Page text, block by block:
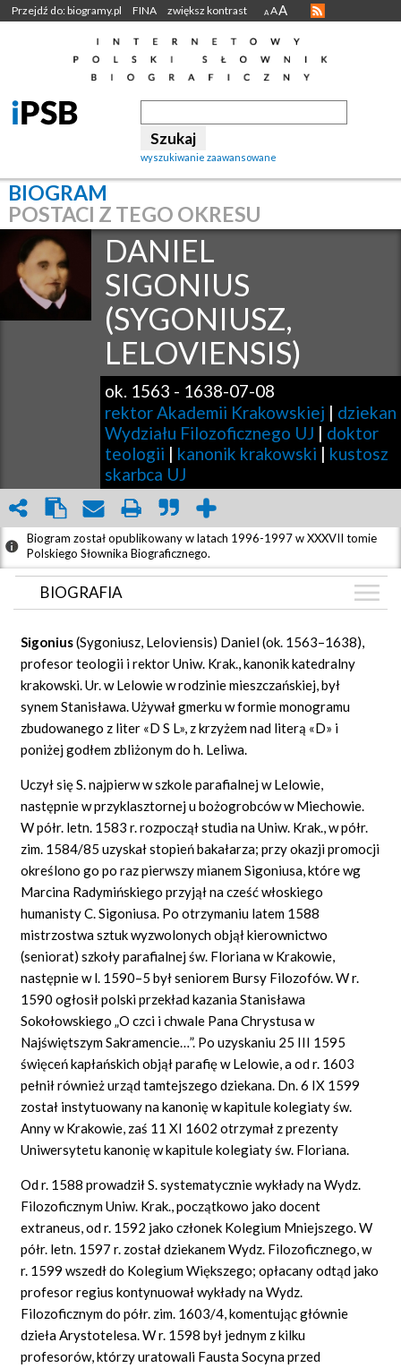
Przejdź do: biogramy.pl FINA zwiększ kontrast A AA
wyszukiwanie zaawansowane
BIOGRAM
POSTACI Z TEGO OKRESU
DANIEL
SIGONIUS
(SYGONIUSZ,
LELOVIENSIS)
ok. 1563 - 1638-07-08
rektor Akademii Krakowskiej | dziekan
Wydziału Filozoficznego UJ | doktor
teologii | kanonik krakowski | kustosz
skarbca UJ
Biogram został opublikowany w latach 1996-1997 w XXXVII tomie
Polskiego Słownika Biograficznego.
BIOGRAFIA
GRAF POWIĄZAŃ
DYSKUSJA
Mapa
Sigonius(Sygoniusz, Leloviensis) Daniel (ok. 1563–1638),
profesor teologii i rektor Uniw. Krak., kanonik katedralny
krakowski. Ur. w Lelowie w rodzinie mieszczańskiej, był
synem Stanisława. Używał gmerku w formie monogramu
zbudowanego z liter «D S L», z krzyżem nad literą «D» i
poniżej godłem zbliżonym do h. Leliwa.
Uczył się S. najpierw w szkole parafialnej w Lelowie,
następnie w przyklasztornej u bożogrobców w Miechowie.
W półr. letn. 1583 r. rozpoczął studia na Uniw. Krak., w półr.
zim. 1584/85 uzyskał stopień bakałarza; przy okazji promocji
określono go po raz pierwszy mianem Sigoniusa, które wg
Marcina Radymińskiego przyjął na cześć włoskiego
humanisty C. Sigoniusa. Po otrzymaniu latem 1588
mistrzostwa sztuk wyzwolonych objął kierownictwo
(seniorat) szkoły parafialnej św. Floriana w Krakowie,
następnie w l. 1590–5 był seniorem Bursy Filozofów. W r.
1590 ogłosił polski przekład kazania Stanisława
Sokołowskiego „O czci i chwale Pana Chrystusa w
Najświętszym Sakramencie…”. Po uzyskaniu 25 III 1595
święceń kapłańskich objął parafię w Lelowie, a od r. 1603
pełnił również urząd tamtejszego dziekana. Dn. 6 IX 1599
został instytuowany na kanonię w kapitule kolegiaty św.
Anny w Krakowie, zaś 11 XI 1602 otrzymał z prezenty
Uniwersytetu kanonię w kapitule kolegiaty św. Floriana.
Od r. 1588 prowadził S. systematycznie wykłady na Wydz.
Filozoficznym Uniw. Krak., początkowo jako docent
extraneus, od r. 1592 jako członek Kolegium Mniejszego. W
półr. letn. 1597 r. został dziekanem Wydz. Filozoficznego, w
r. 1599 wszedł do Kolegium Większego; opłacany odtąd jako
profesor regius kontynuował wykłady na Wydz.
Filozoficznym do półr. zim. 1603/4, komentując głównie
dzieła Arystotelesa. W r. 1598 był jednym z kilku
profesorów, którzy uratowali Fausta Socyna przed